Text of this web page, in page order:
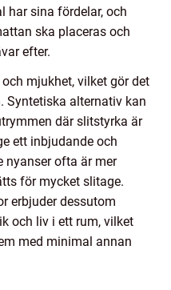
har sina fördelar, och
ska placeras och
efter.
mjukhet, vilket gör det
Syntetiska alternativ kan
där slitstyrka är
ett inbjudande och
nyanser ofta är mer
för mycket slitage.
erbjuder dessutom
och liv i ett rum, vilket
med minimal annan